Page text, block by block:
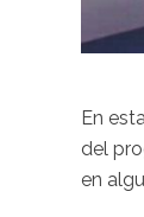
En
del
en